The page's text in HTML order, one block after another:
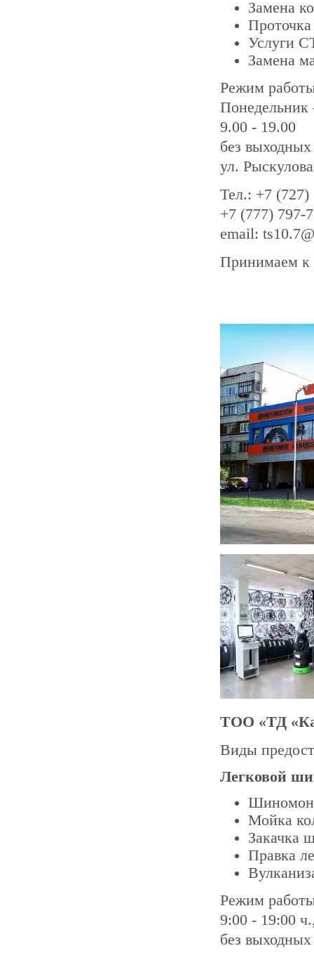
Замена
Услуги
Замена
Режим
Понедельник
9.00 - 19.00
без выходных
ул.
Тел.: +7 (727)
+7 (777) 797-
email:
Принимаем к
ТОО «ТД
Виды
Легковой
Мойка
Закачка
Правка
Режим
9:00 - 19:00
без выходных